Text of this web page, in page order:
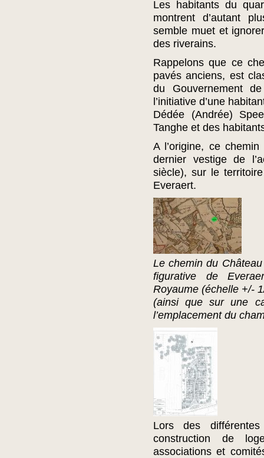
Les habitants du
montrent d’autant
semble muet et
des riverains.
Rappelons que ce
pavés anciens, est
du Gouvernement
l’initiative d’une
Dédée (Andrée)
Tanghe et des
A l’origine, ce
dernier vestige de
siècle), sur le
Everaert.
Le chemin du
figurative de
Royaume (échelle +/-
(ainsi que sur une
l’emplacement du
Lors des
construction de
associations et